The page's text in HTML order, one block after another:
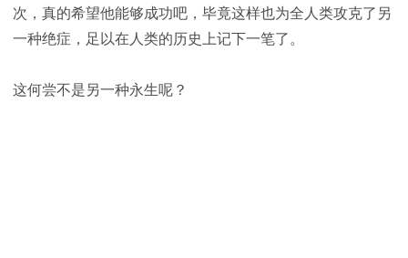
次，真的希望他能够成功吧，毕竟这样也为全人类攻克了另
一种绝症，足以在人类的历史上记下一笔了。
这何尝不是另一种永生呢？